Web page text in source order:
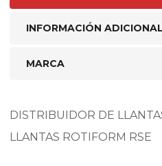
INFORMACIÓN ADICIONAL
MARCA
DISTRIBUIDOR DE
LLANTAS ROTIFORM RSE